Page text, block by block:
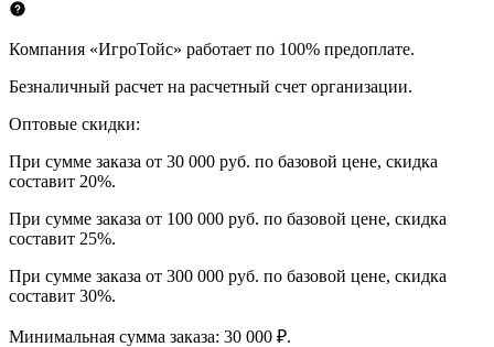
Компания «ИгроТойс» работает по 100% предоплате.
Безналичный расчет на расчетный счет организации.
Оптовые скидки:
При сумме заказа от 30 000 руб. по базовой цене, скидка
составит 20%.
При сумме заказа от 100 000 руб. по базовой цене, скидка
составит 25%.
При сумме заказа от 300 000 руб. по базовой цене, скидка
составит 30%.
Минимальная сумма заказа: 30 000 ₽.